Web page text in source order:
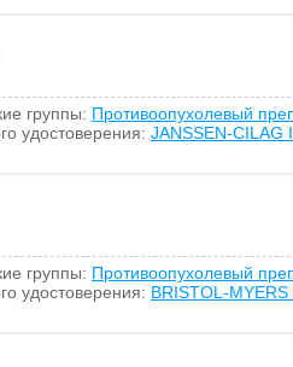
группы: Противоопухолевый
удостоверения: JANSSEN-CILAG
группы: Противоопухолевый
удостоверения: BRISTOL-